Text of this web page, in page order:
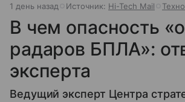
1 день назад Источник: Hi-Tech Mail
В чем опасность
радаров БПЛА»:
эксперта
Ведущий эксперт Центра